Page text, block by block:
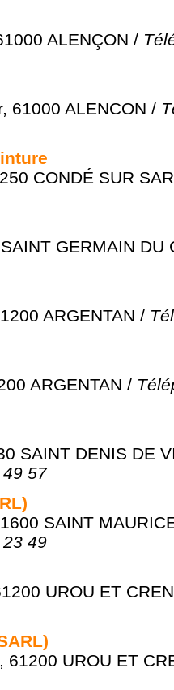
ALENÇON /
61000 ALENCON /
CONDÉ SUR
GERMAIN DU
ARGENTAN /
ARGENTAN /
SAINT DENIS DE
57
SAINT
49
UROU ET
61200 UROU ET